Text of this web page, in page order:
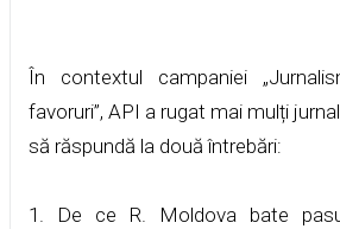
În contextul campaniei
favoruri”, API a rugat mai mulți
să răspundă la două întrebări:
1. De ce R. Moldova bate